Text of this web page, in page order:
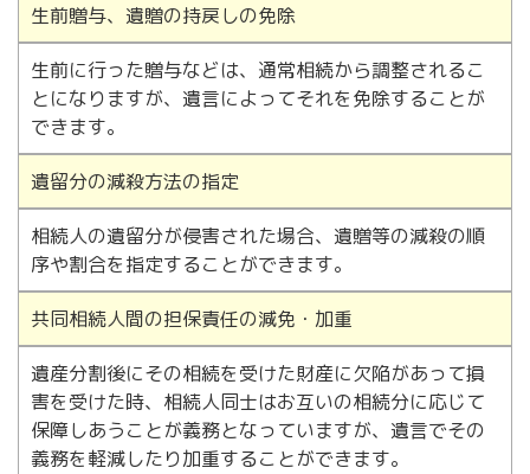
生前贈与、遺贈の持戻しの免除
生前に行った贈与などは、通常相続から調整されるこ
とになりますが、遺言によってそれを免除することが
できます。
遺留分の減殺方法の指定
相続人の遺留分が侵害された場合、遺贈等の減殺の順
序や割合を指定することができます。
共同相続人間の担保責任の減免・加重
遺産分割後にその相続を受けた財産に欠陥があって損
害を受けた時、相続人同士はお互いの相続分に応じて
保障しあうことが義務となっていますが、遺言でその
義務を軽減したり加重することができます。